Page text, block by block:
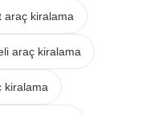
araç kiralama
araç kiralama
kiralama